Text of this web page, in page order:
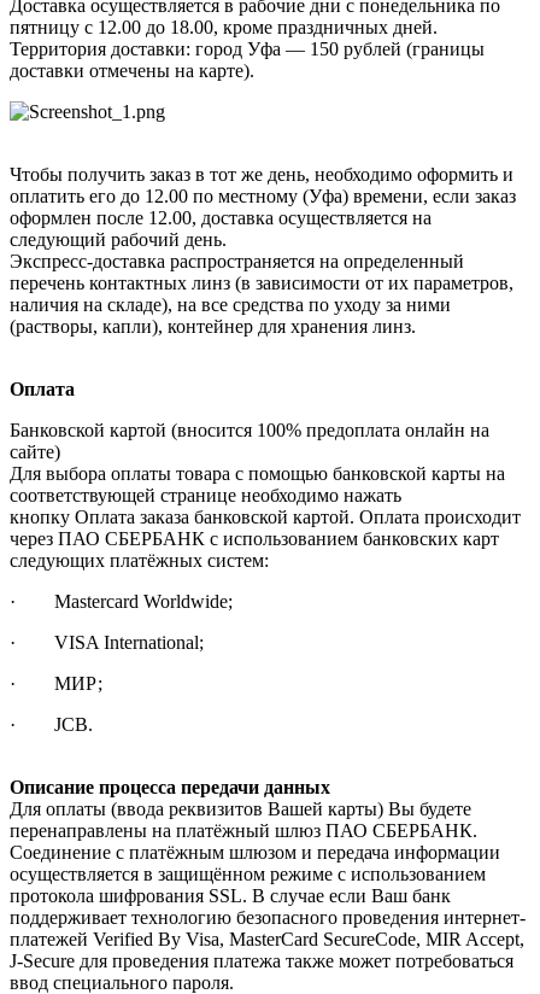
Доставка осуществляется в рабочие дни с понедельника по
пятницу с 12.00 до 18.00, кроме праздничных дней.
Территория доставки: город Уфа — 150 рублей (границы
доставки отмечены на карте).
Чтобы получить заказ в тот же день, необходимо оформить и
оплатить его до 12.00 по местному (Уфа) времени, если заказ
оформлен после 12.00, доставка осуществляется на
следующий рабочий день.
Экспресс-доставка распространяется на определенный
перечень контактных линз (в зависимости от их параметров,
наличия на складе), на все средства по уходу за ними
(растворы, капли), контейнер для хранения линз.
Оплата
Банковской картой (вносится 100% предоплата онлайн на
сайте)
Для выбора оплаты товара с помощью банковской карты на
соответствующей странице необходимо нажать
кнопку Оплата заказа банковской картой. Оплата происходит
через ПАО СБЕРБАНК с использованием банковских карт
следующих платёжных систем:
· Mastercard Worldwide;
· VISA International;
· МИР;
· JCB.
Описание процесса передачи данных
Для оплаты (ввода реквизитов Вашей карты) Вы будете
перенаправлены на платёжный шлюз ПАО СБЕРБАНК.
Соединение с платёжным шлюзом и передача информации
осуществляется в защищённом режиме с использованием
протокола шифрования SSL. В случае если Ваш банк
поддерживает технологию безопасного проведения интернет-
платежей Verified By Visa, MasterCard SecureCode, MIR Accept,
J-Secure для проведения платежа также может потребоваться
ввод специального пароля.